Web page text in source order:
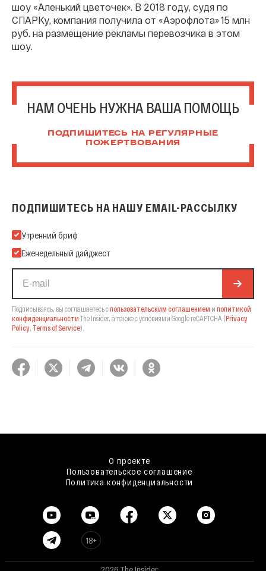
шоу «Аленький цветочек». В 2018 году, судя по
СПАРКу, компания получила от «Аэрофлота» 15 млн
руб. на размещение рекламы перевозчика в этом
шоу.
НАМ ОЧЕНЬ НУЖНА ВАША ПОМОЩЬ
ПОДПИШИТЕСЬ НА РЕГУЛЯРНЫЕ
ПОЖЕРТВОВАНИЯ
ПОДПИШИТЕСЬ НА НАШУ EMAIL-РАССЫЛКУ
Подпишитесь на нашу Email-рассылку
Утренний бриф
Еженедельный дайджест
Подписываясь, вы соглашаетесь спользовательским соглашением и политикой
конфиденциальности The Insider, а также с условиями Google reCAPTCHA (Privacy
Policy, Terms of Service).
О проекте
Пользовательское соглашение
Политика конфиденциальности
18+